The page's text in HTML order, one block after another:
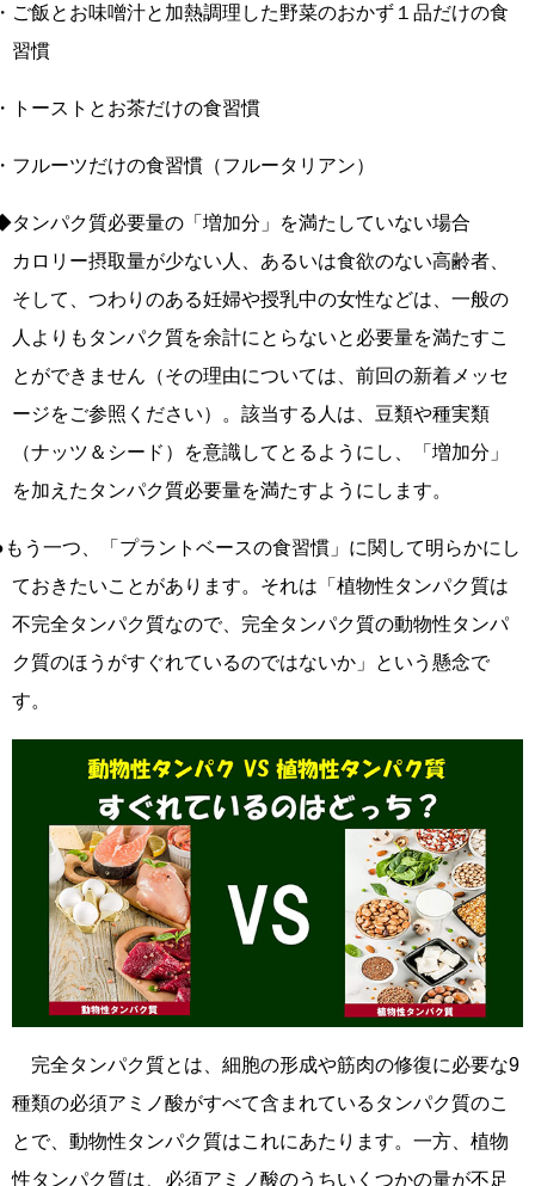
ご飯とお味噌汁と加熱調理した野菜のおかず１品だけの食
習慣
トーストとお茶だけの食習慣
フルーツだけの食習慣（フルータリアン）
タンパク質必要量の「増加分」を満たしていない場合
カロリー摂取量が少ない人、あるいは食欲のない高齢者、
そして、つわりのある妊婦や授乳中の女性などは、一般の
人よりもタンパク質を余計にとらないと必要量を満たすこ
とができません（その理由については、前回の新着メッセ
ージをご参照ください）。該当する人は、豆類や種実類
（ナッツ＆シード）を意識してとるようにし、「増加分」
を加えたタンパク質必要量を満たすようにします。
もう一つ、「プラントベースの食習慣」に関して明らかにし
ておきたいことがあります。それは「植物性タンパク質は
不完全タンパク質なので、完全タンパク質の動物性タンパ
ク質のほうがすぐれているのではないか」という懸念で
す。
完全タンパク質とは、細胞の形成や筋肉の修復に必要な9
種類の必須アミノ酸がすべて含まれているタンパク質のこ
とで、動物性タンパク質はこれにあたります。一方、植物
性タンパク質は、必須アミノ酸のうちいくつかの量が不足